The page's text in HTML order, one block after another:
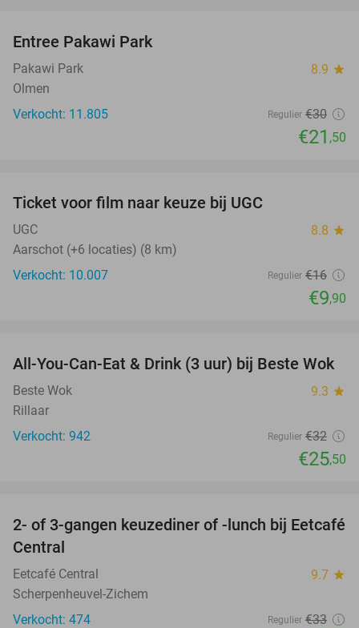
Entree Pakawi Park
Pakawi Park 8.9 star
Olmen
Verkocht: 11.805
Regulier €30
€21 ,50
Ticket voor film naar keuze bij UGC
UGC 8.8 star
Aarschot (+6 locaties) (8 km)
Verkocht: 10.007
Regulier €16
€9,90
20%
All-You-Can-Eat & Drink (3 uur) bij Beste Wok
Beste Wok 9.3 star
Rillaar
Verkocht: 942
Regulier €32
€25,50
28%
2- of 3-gangen keuzediner of -lunch bij Eetcafé
Central
Eetcafé Central 9.7 star
Scherpenheuvel-Zichem
Verkocht: 474
Regulier €33